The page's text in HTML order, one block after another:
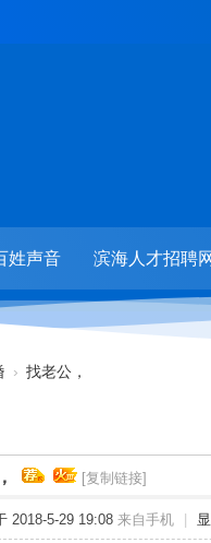
姓声音 滨海人才招聘网
› 找老公，
[复制链接]
2018-5-29 19:08 来自手机